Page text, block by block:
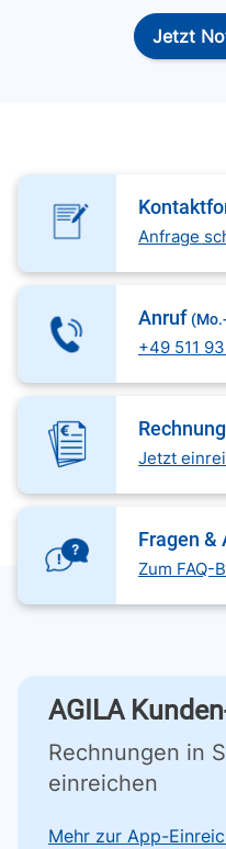
Jetzt
Anfrage
Anruf
+49 511
Jetzt
Fragen &
Zum FAQ-
AGILA
Rechnungen in
einreichen
Mehr zur App-